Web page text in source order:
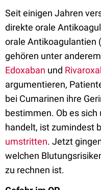
Seit einigen Jahren
direkte orale
orale Antikoagulantien
gehören unter anderem
Edoxaban und
argumentieren,
bei Cumarinen ihre
bestimmen. Ob es
handelt, ist zumindest
umstritten. Jetzt
welchen
zu rechnen ist.